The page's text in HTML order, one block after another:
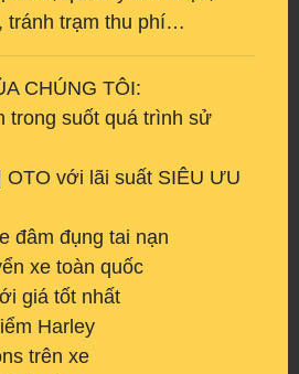
tránh trạm thu phí…
CHÚNG TÔI:
trong suốt quá trình sử
OTO với lãi suất SIÊU ƯU
đâm đụng tai nạn
xe toàn quốc
giá tốt nhất
Harley
trên xe